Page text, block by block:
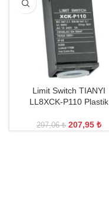
Limit Switch TIANYI
LL8XCK-P110 Plastik
297,06₺ 207,95 ₺